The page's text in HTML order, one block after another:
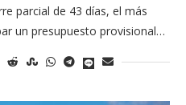
parcial de 43 días, el más
un presupuesto provisional…